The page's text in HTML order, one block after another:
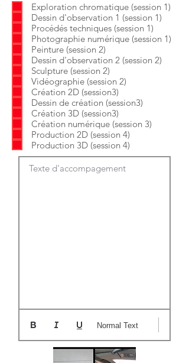
i
r
e
l
i
g
a
t
o
i
r
e
Exploration chromatique (session 1)
Dessin d'observation 1 (session 1)
Procédés techniques (session 1)
Photographie numérique (session 1)
Peinture (session 2)
Dessin d'observation 2 (session 2)
Sculpture (session 2)
Vidéographie (session 2)
Création 2D (session3)
Dessin de création (session3)
Création 3D (session3)
Création numérique (session 3)
Production 2D (session 4)
Production 3D (session 4)
Texte d'accompagement
Normal Text